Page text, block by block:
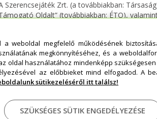
Szerencsejáték Zrt. (a továbbiakban:
Oldalt” (továbbiakban: ÉTO),
úgynevezett Zebra hordozható adatgyűjtő
Társaság a természetes személyeknek a
szabad áramlásáról, valamint a 95/46/
Tanács (EU) 2016/679. számú rendeletének
kezelői képzésre jelentkező
számára a jelen tájékoztató keretében
körülményeire vonatkozó információkat.
a weboldal megfelelő működésének
megkönnyítéséhez, és a
oldal használatához mindenképp
az előbbieket mind elfogadod. A
sütikezeléséről itt találsz!
SZÜKSÉGES SÜTIK ENGEDÉLYEZÉSE